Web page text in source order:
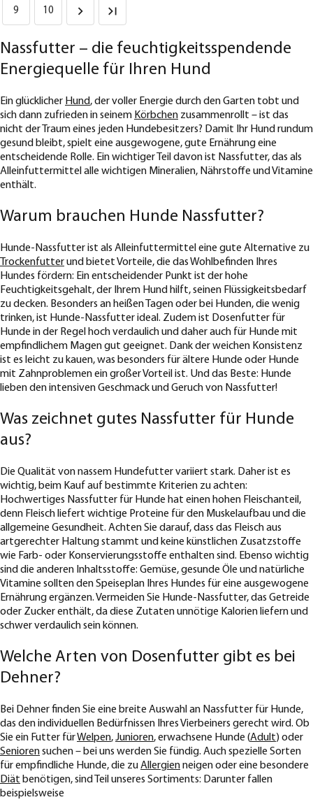
9 10
Nassfutter – die feuchtigkeitsspendende
Energiequelle für Ihren Hund
Ein glücklicher Hund, der voller Energie durch den Garten tobt und
sich dann zufrieden in seinem Körbchen zusammenrollt – ist das
nicht der Traum eines jeden Hundebesitzers? Damit Ihr Hund rundum
gesund bleibt, spielt eine ausgewogene, gute Ernährung eine
entscheidende Rolle. Ein wichtiger Teil davon ist Nassfutter, das als
Alleinfuttermittel alle wichtigen Mineralien, Nährstoffe und Vitamine
enthält.
Warum brauchen Hunde Nassfutter?
Hunde-Nassfutter ist als Alleinfuttermittel eine gute Alternative zu
Trockenfutterund bietet Vorteile, die das Wohlbefinden Ihres
Hundes fördern: Ein entscheidender Punkt ist der hohe
Feuchtigkeitsgehalt, der Ihrem Hund hilft, seinen Flüssigkeitsbedarf
zu decken. Besonders an heißen Tagen oder bei Hunden, die wenig
trinken, ist Hunde-Nassfutter ideal. Zudem ist Dosenfutter für
Hunde in der Regel hoch verdaulich und daher auch für Hunde mit
empfindlichem Magen gut geeignet. Dank der weichen Konsistenz
ist es leicht zu kauen, was besonders für ältere Hunde oder Hunde
mit Zahnproblemen ein großer Vorteil ist. Und das Beste: Hunde
lieben den intensiven Geschmack und Geruch von Nassfutter!
Was zeichnet gutes Nassfutter für Hunde
aus?
Die Qualität von nassem Hundefutter variiert stark. Daher ist es
wichtig, beim Kauf auf bestimmte Kriterien zu achten:
Hochwertiges Nassfutter für Hunde hat einen hohen Fleischanteil,
denn Fleisch liefert wichtige Proteine für den Muskelaufbau und die
allgemeine Gesundheit. Achten Sie darauf, dass das Fleisch aus
artgerechter Haltung stammt und keine künstlichen Zusatzstoffe
wie Farb- oder Konservierungsstoffe enthalten sind. Ebenso wichtig
sind die anderen Inhaltsstoffe: Gemüse, gesunde Öle und natürliche
Vitamine sollten den Speiseplan Ihres Hundes für eine ausgewogene
Ernährung ergänzen. Vermeiden Sie Hunde-Nassfutter, das Getreide
oder Zucker enthält, da diese Zutaten unnötige Kalorien liefern und
schwer verdaulich sein können.
Welche Arten von Dosenfutter gibt es bei
Dehner?
Bei Dehner finden Sie eine breite Auswahl an Nassfutter für Hunde,
das den individuellen Bedürfnissen Ihres Vierbeiners gerecht wird. Ob
Sie ein Futter fürWelpen,Junioren, erwachsene Hunde (Adult) oder
Seniorensuchen – bei uns werden Sie fündig. Auch spezielle Sorten
für empfindliche Hunde, die zuAllergienneigen oder eine besondere
Diät benötigen, sind Teil unseres Sortiments: Darunter fallen
beispielsweise